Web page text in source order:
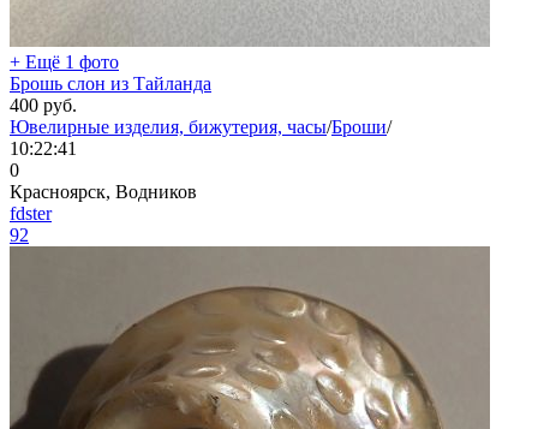
+ Ещё 1 фото
Брошь слон из Тайланда
400 руб.
Ювелирные изделия, бижутерия, часы/Броши/
10:22:41
0
Красноярск, Водников
fdster
92